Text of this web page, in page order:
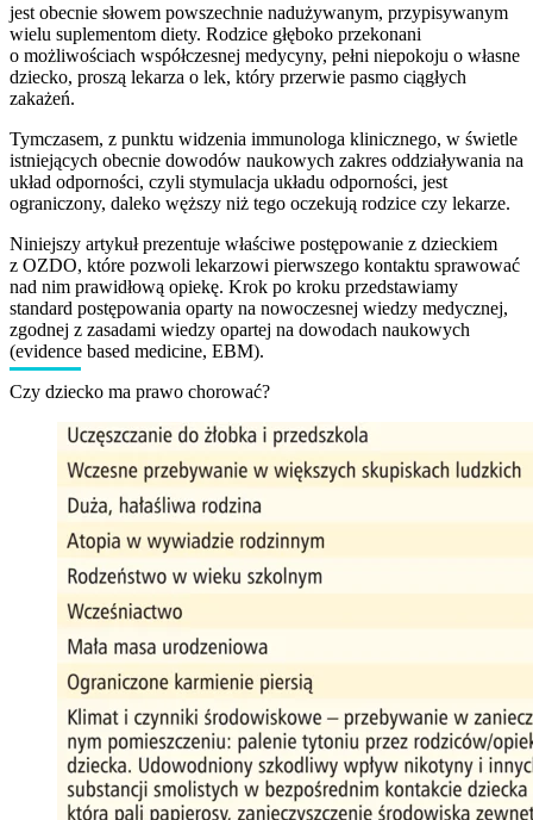
jest obecnie słowem powszechnie nadużywanym, przypisywanym
wielu suplementom diety. Rodzice głęboko przekonani
o możliwościach współczesnej medycyny, pełni niepokoju o własne
dziecko, proszą lekarza o lek, który przerwie pasmo ciągłych
zakażeń.
Tymczasem, z punktu widzenia immunologa klinicznego, w świetle
istniejących obecnie dowodów naukowych zakres oddziaływania na
układ odporności, czyli stymulacja układu odporności, jest
ograniczony, daleko węższy niż tego oczekują rodzice czy lekarze.
Niniejszy artykuł prezentuje właściwe postępowanie z dzieckiem
z OZDO, które pozwoli lekarzowi pierwszego kontaktu sprawować
nad nim prawidłową opiekę. Krok po kroku przedstawiamy
standard postępowania oparty na nowoczesnej wiedzy medycznej,
zgodnej z zasadami wiedzy opartej na dowodach naukowych
(evidence based medicine, EBM).
Czy dziecko ma prawo chorować?